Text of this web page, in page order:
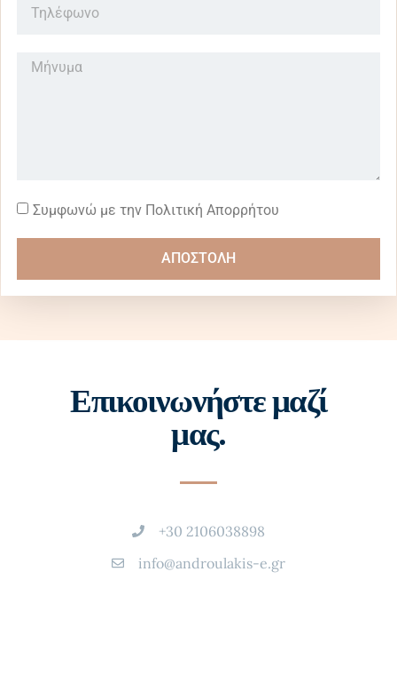
Συμφωνώ με την Πολιτική Απορρήτου
ΑΠΟΣΤΟΛΗ
Επικοινωνήστε μαζί
μας.
+30 2106038898
info@androulakis-e.gr